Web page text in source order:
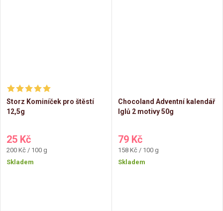
Storz Kominíček pro štěstí
12,5g
25 Kč
Měrná
cena:
200 Kč / 100 g
Skladem
Chocoland Adventní kalendář
Iglů 2 motivy 50g
79 Kč
Měrná
cena:
158 Kč / 100 g
Skladem